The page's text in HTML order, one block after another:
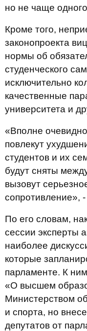
но не чаще
Кроме того,
законопроекта
нормы об
студенческого
исключительно
качественные
университета и
«Вполне
повлекут
студентов и их
будут сняты
вызовут
сопротивление»,
По его словам,
сессии эксперты
наиболее
которые
парламенте. К
«О высшем
Министерством
и спорта, но
депутатов от